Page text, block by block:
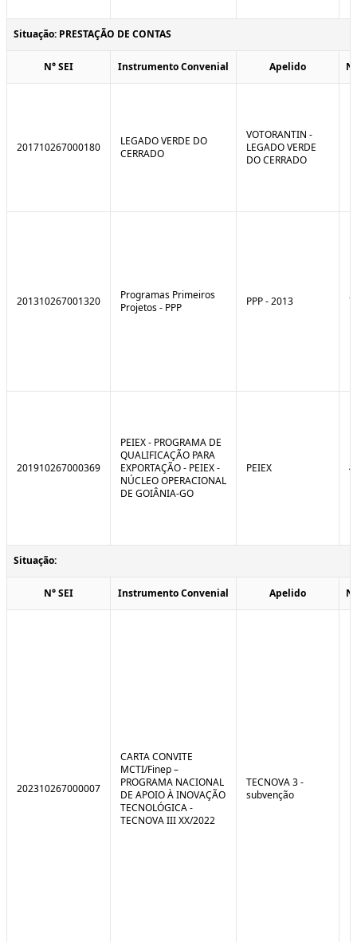
Situação: PRESTAÇÃO DE CONTAS
N° SEI Instrumento Convenial Apelido
201710267000180
LEGADO VERDE DO
CERRADO
VOTORANTIN -
LEGADO VERDE
DO CERRADO
201310267001320
Programas Primeiros
Projetos - PPP
PPP - 2013
201910267000369
PEIEX - PROGRAMA DE
QUALIFICAÇÃO PARA
EXPORTAÇÃO - PEIEX -
NÚCLEO OPERACIONAL
DE GOIÂNIA-GO
PEIEX
Situação:
N° SEI Instrumento Convenial Apelido
202310267000007
CARTA CONVITE
MCTI/Finep –
PROGRAMA NACIONAL
DE APOIO À INOVAÇÃO
TECNOLÓGICA -
TECNOVA III XX/2022
TECNOVA 3 -
subvenção